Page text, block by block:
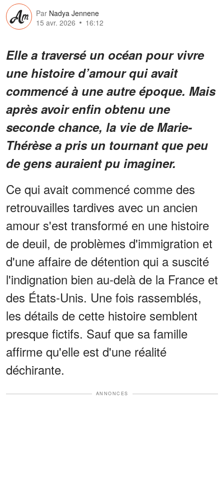
Par Nadya Jennene
15 avr. 2026
16:12
Elle a traversé un océan pour vivre
une histoire d’amour qui avait
commencé à une autre époque. Mais
après avoir enfin obtenu une
seconde chance, la vie de Marie-
Thérèse a pris un tournant que peu
de gens auraient pu imaginer.
Ce qui avait commencé comme des
retrouvailles tardives avec un ancien
amour s'est transformé en une histoire
de deuil, de problèmes d'immigration et
d'une affaire de détention qui a suscité
l'indignation bien au-delà de la France et
des États-Unis. Une fois rassemblés,
les détails de cette histoire semblent
presque fictifs. Sauf que sa famille
affirme qu'elle est d'une réalité
déchirante.
ANNONCES